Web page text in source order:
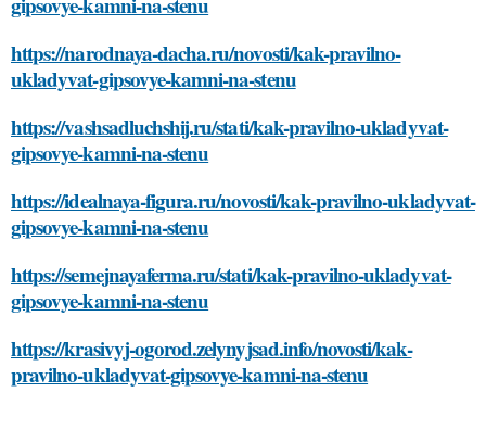
https://narodnaya-dacha.ru/novosti/kak-pravilno-
ukladyvat-gipsovye-kamni-na-stenu
https://vashsadluchshij.ru/stati/kak-pravilno-ukladyvat-
gipsovye-kamni-na-stenu
https://idealnaya-figura.ru/novosti/kak-pravilno-ukladyvat-
gipsovye-kamni-na-stenu
https://semejnayaferma.ru/stati/kak-pravilno-ukladyvat-
gipsovye-kamni-na-stenu
https://krasivyj-ogorod.zelynyjsad.info/novosti/kak-
pravilno-ukladyvat-gipsovye-kamni-na-stenu